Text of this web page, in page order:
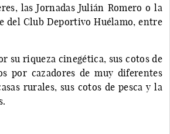
las Jornadas Julián Romero o la
del Club Deportivo Huélamo, entre
su riqueza cinegética, sus cotos de
por cazadores de muy diferentes
rurales, sus cotos de pesca y la